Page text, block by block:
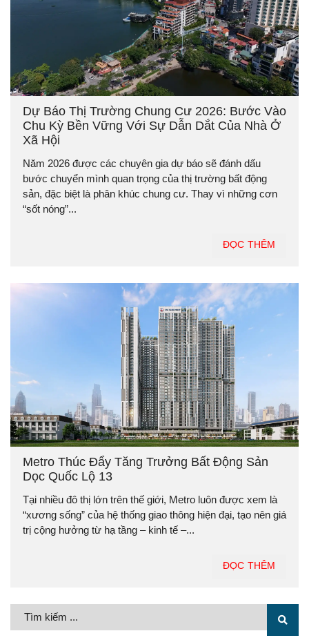
Dự Báo Thị Trường Chung Cư 2026: Bước Vào
Chu Kỳ Bền Vững Với Sự Dẫn Dắt Của Nhà Ở
Xã Hội
Năm 2026 được các chuyên gia dự báo sẽ đánh dấu
bước chuyển mình quan trọng của thị trường bất động
sản, đặc biệt là phân khúc chung cư. Thay vì những cơn
“sốt nóng”...
ĐỌC THÊM
Metro Thúc Đẩy Tăng Trưởng Bất Động Sản
Dọc Quốc Lộ 13
Tại nhiều đô thị lớn trên thế giới, Metro luôn được xem là
“xương sống” của hệ thống giao thông hiện đại, tạo nên giá
trị cộng hưởng từ hạ tầng – kinh tế –...
ĐỌC THÊM